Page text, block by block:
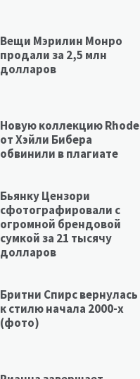
Вещи Мэрилин Монро
продали за 2,5 млн
долларов
Новую коллекцию Rhode
от Хэйли Бибера
обвинили в плагиате
Бьянку Цензори
сфотографировали с
огромной брендовой
сумкой за 21 тысячу
долларов
Бритни Спирс вернулась
к стилю начала 2000-х
(фото)